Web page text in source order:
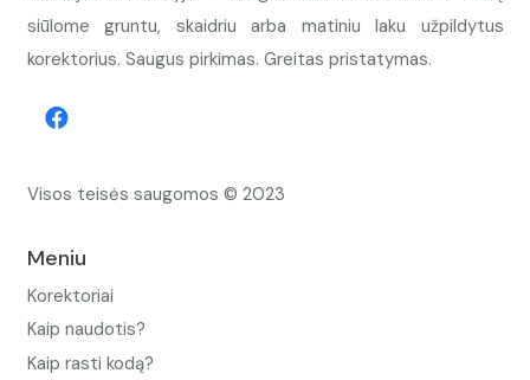
siūlome gruntu, skaidriu arba matiniu laku užpildytus
korektorius. Saugus pirkimas. Greitas pristatymas.
Visos teisės saugomos © 2023
Meniu
Korektoriai
Kaip naudotis?
Kaip rasti kodą?